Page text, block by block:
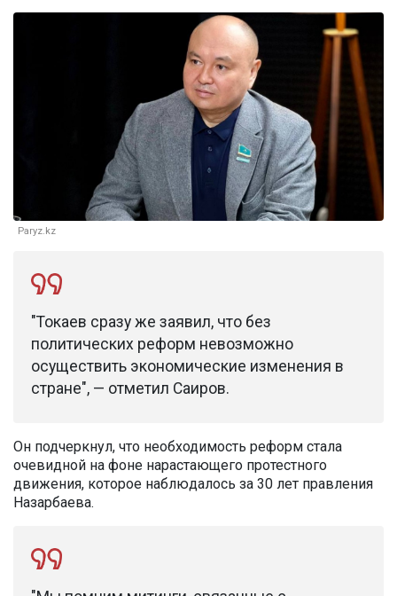
Paryz.kz
"Токаев сразу же заявил, что без
политических реформ невозможно
осуществить экономические изменения в
стране", — отметил Саиров.
Он подчеркнул, что необходимость реформ стала
очевидной на фоне нарастающего протестного
движения, которое наблюдалось за 30 лет правления
Назарбаева.